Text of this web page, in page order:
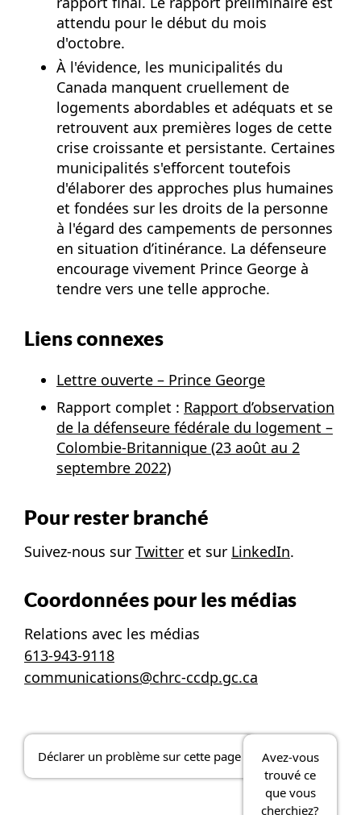
attendu pour le début du mois
d'octobre.
À l'évidence, les municipalités du
Canada manquent cruellement de
logements abordables et adéquats et se
retrouvent aux premières loges de cette
crise croissante et persistante. Certaines
municipalités s'efforcent toutefois
d'élaborer des approches plus humaines
et fondées sur les droits de la personne
à l'égard des campements de personnes
en situation d’itinérance. La défenseure
encourage vivement Prince George à
tendre vers une telle approche.
Liens connexes
Lettre ouverte – Prince George
Rapport complet : Rapport d’observation
de la défenseure fédérale du logement –
Colombie-Britannique (23 août au 2
septembre 2022)
Pour rester branché
Suivez-nous sur Twitter et sur LinkedIn.
Coordonnées pour les médias
Relations avec les médias
613-943-9118
communications@chrc-ccdp.gc.ca
Déclarer un problème sur cette page
Avez-vous
trouvé ce
que vous
cherchiez?